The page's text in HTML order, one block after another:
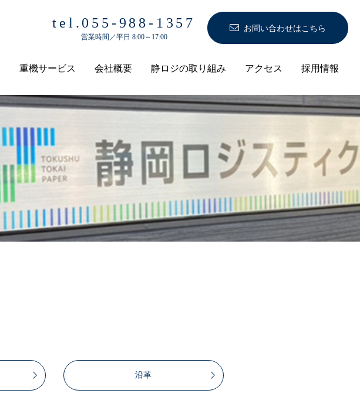
tel.055-988-1357
営業時間／平日 8:00～17:00
お問い合わせはこちら
重機サービス 会社概要 静ロジの取り組み アクセス 採用情報
沿革